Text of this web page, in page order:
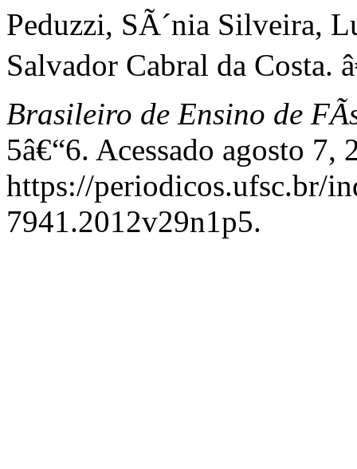
Peduzzi, SÃ´nia Silveira,
Salvador Cabral da Costa.
Brasileiro de Ensino de
5â€“6. Acessado agosto 7,
https://periodicos.ufsc.br/
7941.2012v29n1p5.